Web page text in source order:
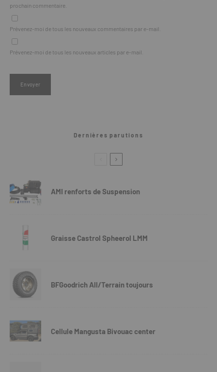
prochain commentaire.
Prévenez-moi de tous les nouveaux commentaires par e-mail.
Prévenez-moi de tous les nouveaux articles par e-mail.
Dernières parutions
AMI renforts de Suspension
Graisse Castrol Spheerol LMM
BFGoodrich All/Terrain toujours
Cellule Mangusta Bivouac center